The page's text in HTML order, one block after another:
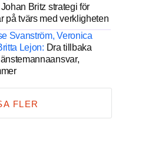
Johan Britz strategi för
på tvärs med verkligheten
Svanström, Veronica
Lejon: Dra tillbaka
FLER